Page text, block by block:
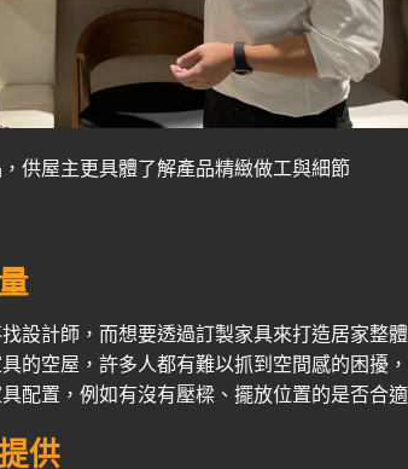
供屋主更具體了解產品精緻做工與細節
設計師，而想要透過訂製家具來打造居家整
的空屋，許多人都有難以抓到空間感的困擾
配置，例如有沒有壓樑、擺放位置的是否合
供